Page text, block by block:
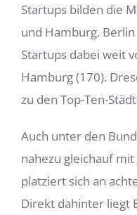
Startups bilden die
und Hamburg.
Startups dabei weit
Hamburg (170).
zu den Top-Ten-
Auch unter den
nahezu gleichauf mit
platziert sich an
Direkt dahinter liegt